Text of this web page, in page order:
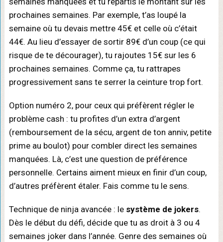
prochaines semaines. Par exemple, t’as loupé la
semaine où tu devais mettre 45€ et celle où c’était
44€. Au lieu d’essayer de sortir 89€ d’un coup (ce qui
risque de te décourager), tu rajoutes 15€ sur les 6
prochaines semaines. Comme ça, tu rattrapes
progressivement sans te serrer la ceinture trop fort.
Option numéro 2, pour ceux qui préfèrent régler le
problème cash : tu profites d’un extra d’argent
(remboursement de la sécu, argent de ton anniv, petite
prime au boulot) pour combler direct les semaines
manquées. Là, c’est une question de préférence
personnelle. Certains aiment mieux en finir d’un coup,
d’autres préfèrent étaler. Fais comme tu le sens.
Technique de ninja avancée : le système de jokers.
Dès le début du défi, décide que tu as droit à 3 ou 4
semaines joker dans l’année. Genre des semaines où